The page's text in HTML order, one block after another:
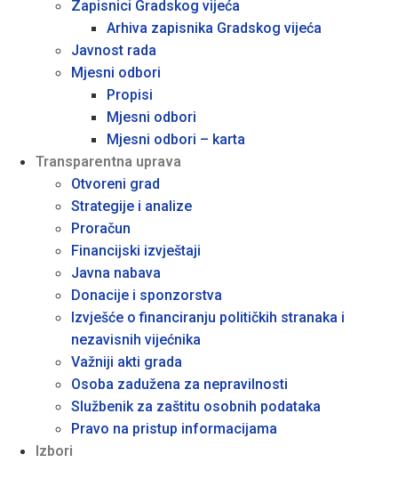
Zapisnici Gradskog vijeća
Arhiva zapisnika Gradskog vijeća
Javnost rada
Mjesni odbori
Propisi
Mjesni odbori
Mjesni odbori – karta
Transparentna uprava
Otvoreni grad
Strategije i analize
Proračun
Financijski izvještaji
Javna nabava
Donacije i sponzorstva
Izvješće o financiranju političkih stranaka i
nezavisnih vijećnika
Važniji akti grada
Osoba zadužena za nepravilnosti
Službenik za zaštitu osobnih podataka
Pravo na pristup informacijama
Izbori